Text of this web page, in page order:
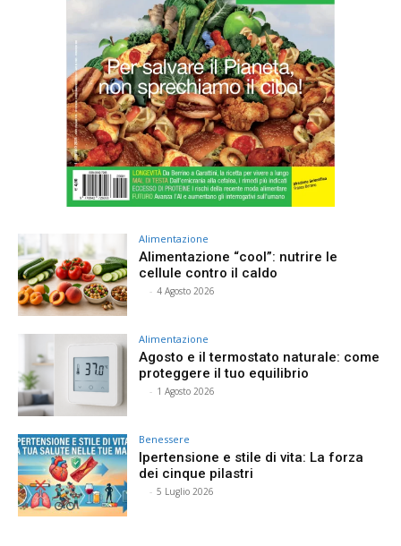
Alimentazione
Alimentazione “cool”: nutrire le
cellule contro il caldo
- 4 Agosto 2026
Alimentazione
Agosto e il termostato naturale: come
proteggere il tuo equilibrio
- 1 Agosto 2026
Benessere
Ipertensione e stile di vita: La forza
dei cinque pilastri
- 5 Luglio 2026